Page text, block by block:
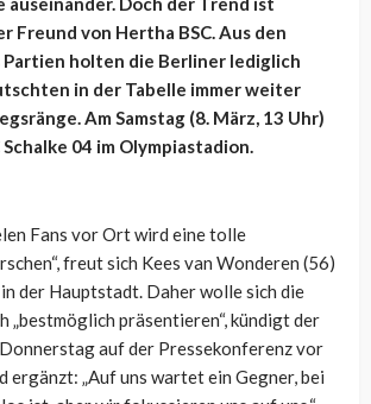
Freund von Hertha BSC. Aus den
Partien holten die Berliner lediglich
in der Tabelle immer weiter
Am Samstag (8. März, 13 Uhr)
04 im Olympiastadion.
Fans vor Ort wird eine tolle
freut sich Kees van Wonderen (56)
der Hauptstadt. Daher wolle sich die
„bestmöglich präsentieren“, kündigt der
auf der Pressekonferenz vor
ergänzt: „Auf uns wartet ein Gegner, bei